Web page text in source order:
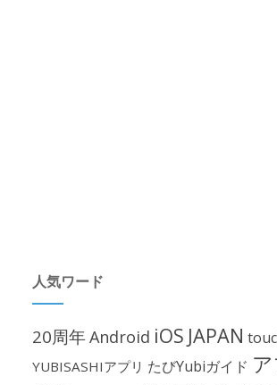
人気ワード
20周年Android iOS JAPAN
YUBISASHIアプリ たびYubiガイド